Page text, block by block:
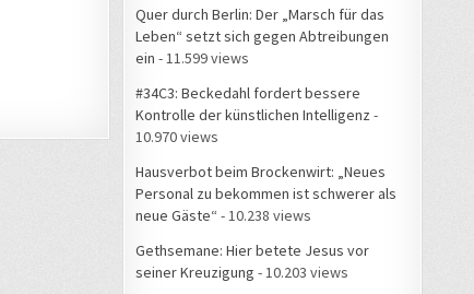
Quer durch Berlin: Der „Marsch für das
Leben“ setzt sich gegen Abtreibungen
ein - 11.599 views
#34C3: Beckedahl fordert bessere
Kontrolle der künstlichen Intelligenz -
10.970 views
Hausverbot beim Brockenwirt: „Neues
Personal zu bekommen ist schwerer als
neue Gäste“ - 10.238 views
Gethsemane: Hier betete Jesus vor
seiner Kreuzigung - 10.203 views